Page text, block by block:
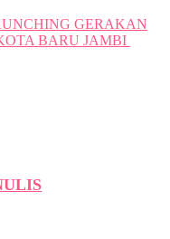
GERAKAN
BARU JAMBI